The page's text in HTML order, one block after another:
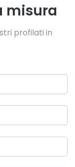
misura
profilati in